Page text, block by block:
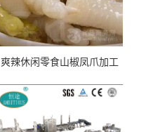
爽辣休闲零食山椒凤爪加工
流水线）